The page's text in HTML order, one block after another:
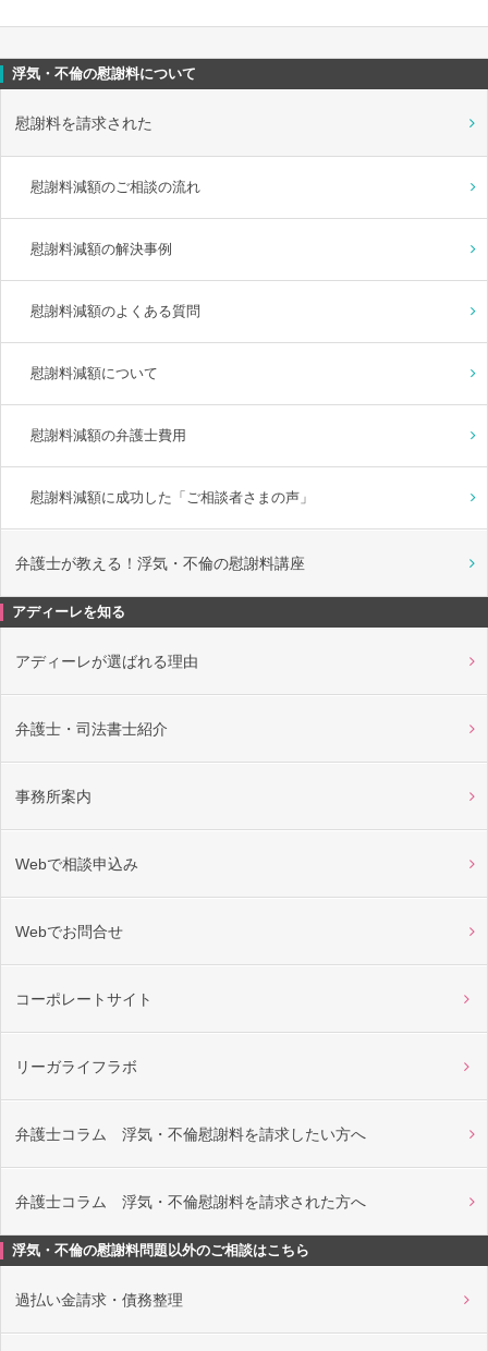
浮気・不倫の慰謝料について
慰謝料を請求された
慰謝料減額のご相談の流れ
慰謝料減額の解決事例
慰謝料減額のよくある質問
慰謝料減額について
慰謝料減額の弁護士費用
慰謝料減額に成功した「ご相談者さまの声」
弁護士が教える！浮気・不倫の慰謝料講座
アディーレを知る
アディーレが選ばれる理由
弁護士・司法書士紹介
事務所案内
Webで相談申込み
Webでお問合せ
コーポレートサイト
リーガライフラボ
弁護士コラム 浮気・不倫慰謝料を請求したい方へ
弁護士コラム 浮気・不倫慰謝料を請求された方へ
浮気・不倫の慰謝料問題以外のご相談はこちら
過払い金請求・債務整理